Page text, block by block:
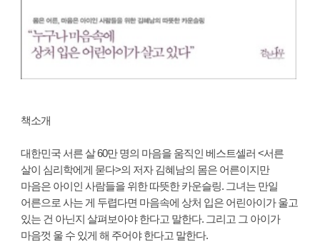
책소개
대한민국 서른 살 60만 명의 마음을 움직인 베스트셀러 <서른
살이 심리학에게 묻다>의 저자 김혜남의 몸은 어른이지만
마음은 아이인 사람들을 위한 따뜻한 카운슬링. 그녀는 만일
어른으로 사는 게 두렵다면 마음속에 상처 입은 어린아이가 울고
있는 건 아닌지 살펴보아야 한다고 말한다. 그리고 그 아이가
마음껏 울 수 있게 해 주어야 한다고 말한다.